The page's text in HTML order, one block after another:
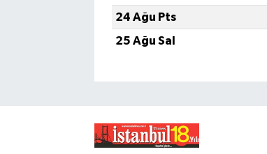
24 Ağu Pts
25 Ağu Sal